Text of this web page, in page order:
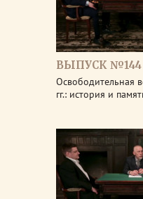
ВЫПУСК №144
Освободительная
гг.: история и